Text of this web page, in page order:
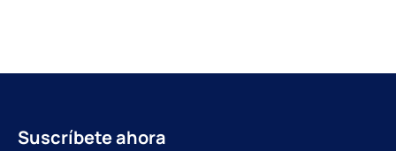
Suscríbete ahora